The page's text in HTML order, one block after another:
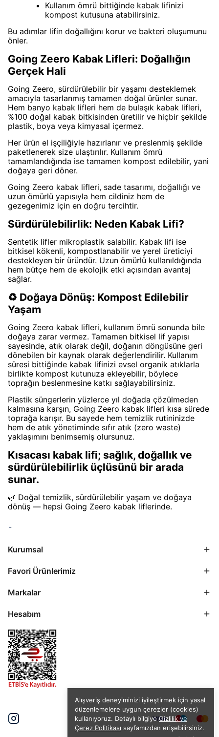
Alışveriş deneyiminizi iyileştirmek için yasal
düzenlemelere uygun çerezler (cookies)
kullanıyoruz. Detaylı bilgiyeGizlilik ve
Çerez Politikası sayfamızdan erişebilirsiniz.
Kullanım ömrü bittiğinde kabak lifinizi
kompost kutusuna atabilirsiniz.
Bu adımlar lifin doğallığını korur ve bakteri oluşumunu
önler.
Going Zeero Kabak Lifleri: Doğallığın
Gerçek Hali
Going Zeero, sürdürülebilir bir yaşamı desteklemek
amacıyla tasarlanmış tamamen doğal ürünler sunar.
Hem banyo kabak lifleri hem de bulaşık kabak lifleri,
%100 doğal kabak bitkisinden üretilir ve hiçbir şekilde
plastik, boya veya kimyasal içermez.
Her ürün el işçiliğiyle hazırlanır ve preslenmiş şekilde
paketlenerek size ulaştırılır. Kullanım ömrü
tamamlandığında ise tamamen kompost edilebilir, yani
doğaya geri döner.
Going Zeero kabak lifleri, sade tasarımı, doğallığı ve
uzun ömürlü yapısıyla hem cildiniz hem de
gezegenimiz için en doğru tercihtir.
Sürdürülebilirlik: Neden Kabak Lifi?
Sentetik lifler mikroplastik salabilir. Kabak lifi ise
bitkisel kökenli, kompostlanabilir ve yerel üreticiyi
destekleyen bir üründür. Uzun ömürlü kullanıldığında
hem bütçe hem de ekolojik etki açısından avantaj
sağlar.
♻️ Doğaya Dönüş: Kompost Edilebilir
Yaşam
Going Zeero kabak lifleri, kullanım ömrü sonunda bile
doğaya zarar vermez. Tamamen bitkisel lif yapısı
sayesinde, atık olarak değil, doğanın döngüsüne geri
dönebilen bir kaynak olarak değerlendirilir. Kullanım
süresi bittiğinde kabak lifinizi evsel organik atıklarla
birlikte kompost kutunuza ekleyebilir, böylece
toprağın beslenmesine katkı sağlayabilirsiniz.
Plastik süngerlerin yüzlerce yıl doğada çözülmeden
kalmasına karşın, Going Zeero kabak lifleri kısa sürede
toprağa karışır. Bu sayede hem temizlik rutininizde
hem de atık yönetiminde sıfır atık (zero waste)
yaklaşımını benimsemiş olursunuz.
Kısacası kabak lifi; sağlık, doğallık ve
sürdürülebilirlik üçlüsünü bir arada
sunar.
🌿 Doğal temizlik, sürdürülebilir yaşam ve doğaya
dönüş — hepsi Going Zeero kabak liflerinde.
Kurumsal
Favori Ürünlerimiz
Markalar
Hesabım